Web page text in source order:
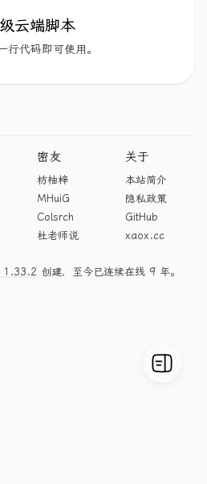
云端脚本
行代码即可使用。
密友
枋柚梓
MHuiG
Colsrch
杜老师说
关于
本站简介
隐私政策
GitHub
xaox.cc
1.33.2 创建，至今已连续在线 9 年。